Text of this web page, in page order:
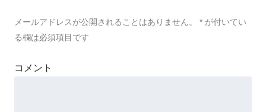
メールアドレスが公開されることはありません。 * が付いてい
る欄は必須項目です
コメント